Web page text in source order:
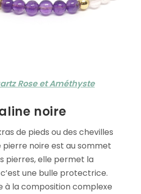
Rose et Améthyste
noire
de pieds ou des chevilles
noire est au sommet
pierres, elle permet la
une bulle protectrice.
à la composition complexe